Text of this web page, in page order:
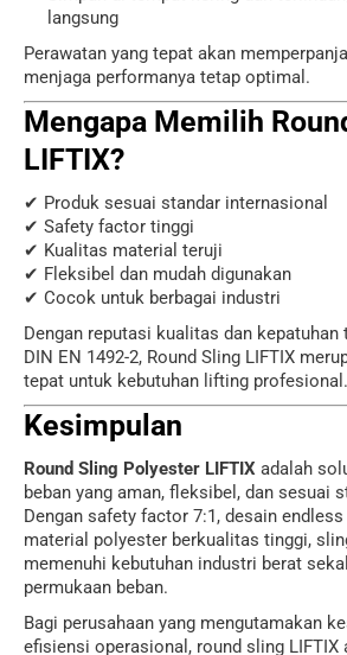
langsung
Perawatan yang tepat akan
menjaga performanya tetap optimal.
Mengapa Memilih
LIFTIX?
✔ Produk sesuai standar internasional
✔ Safety factor tinggi
✔ Kualitas material teruji
✔ Fleksibel dan mudah digunakan
✔ Cocok untuk berbagai industri
Dengan reputasi kualitas dan kepatuhan
DIN EN 1492-2, Round Sling LIFTIX
tepat untuk kebutuhan lifting profesional.
Kesimpulan
Round Sling Polyester LIFTIX adalah
beban yang aman, fleksibel, dan sesuai
Dengan safety factor 7:1, desain
material polyester berkualitas tinggi,
memenuhi kebutuhan industri berat
permukaan beban.
Bagi perusahaan yang mengutamakan
efisiensi operasional, round sling LIFTIX